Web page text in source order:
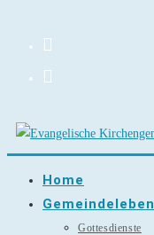
Home
Gemeindeleben
Gottesdienste